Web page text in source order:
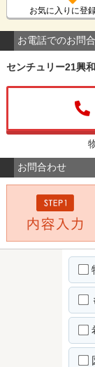
お気に入りに登
お電話でのお問
センチュリー21興
お問合わせ